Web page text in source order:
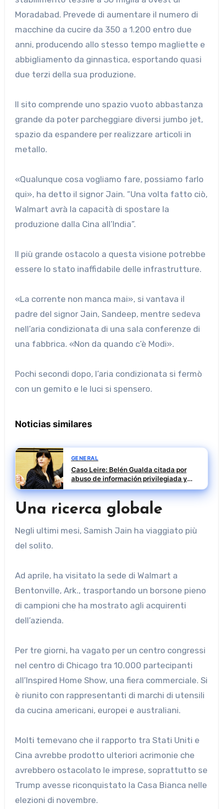
Moradabad. Prevede di aumentare il numero di
macchine da cucire da 350 a 1.200 entro due
anni, producendo allo stesso tempo magliette e
abbigliamento da ginnastica, esportando quasi
due terzi della sua produzione.
Il sito comprende uno spazio vuoto abbastanza
grande da poter parcheggiare diversi jumbo jet,
spazio da espandere per realizzare articoli in
metallo.
«Qualunque cosa vogliamo fare, possiamo farlo
qui», ha detto il signor Jain. “Una volta fatto ciò,
Walmart avrà la capacità di spostare la
produzione dalla Cina all’India”.
Il più grande ostacolo a questa visione potrebbe
essere lo stato inaffidabile delle infrastrutture.
«La corrente non manca mai», si vantava il
padre del signor Jain, Sandeep, mentre sedeva
nell’aria condizionata di una sala conferenze di
una fabbrica. «Non da quando c’è Modi».
Pochi secondi dopo, l’aria condizionata si fermò
con un gemito e le luci si spensero.
Noticias similares
GENERAL
Caso Leire: Belén Gualda citada por
abuso de información privilegiada y
prevaricación
Una ricerca globale
Negli ultimi mesi, Samish Jain ha viaggiato più
del solito.
Ad aprile, ha visitato la sede di Walmart a
Bentonville, Ark., trasportando un borsone pieno
di campioni che ha mostrato agli acquirenti
dell’azienda.
Per tre giorni, ha vagato per un centro congressi
nel centro di Chicago tra 10.000 partecipanti
all’Inspired Home Show, una fiera commerciale. Si
è riunito con rappresentanti di marchi di utensili
da cucina americani, europei e australiani.
Molti temevano che il rapporto tra Stati Uniti e
Cina avrebbe prodotto ulteriori acrimonie che
avrebbero ostacolato le imprese, soprattutto se
Trump avesse riconquistato la Casa Bianca nelle
elezioni di novembre.